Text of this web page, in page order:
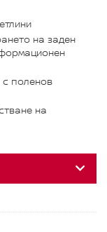
на заден
с поленов
на